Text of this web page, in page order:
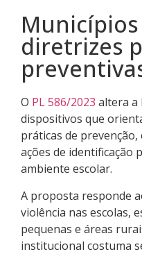
diretrizes
O PL 586/2023 altera a
dispositivos que
práticas de prevenção,
ações de identificação
ambiente escolar.
A proposta responde
violência nas escolas,
pequenas e áreas
institucional costuma